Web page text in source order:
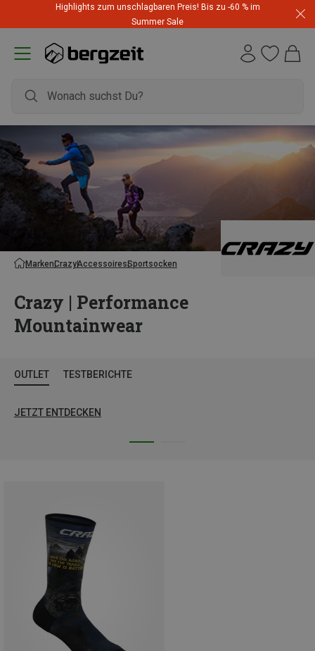
Highlights zum unschlagbaren Preis! Bis zu -60 % im
Summer Sale
MarkenCrazyAccessoiresSportsocken
Crazy | Performance
Mountainwear
OUTLET TESTBERICHTE
JETZT ENTDECKEN